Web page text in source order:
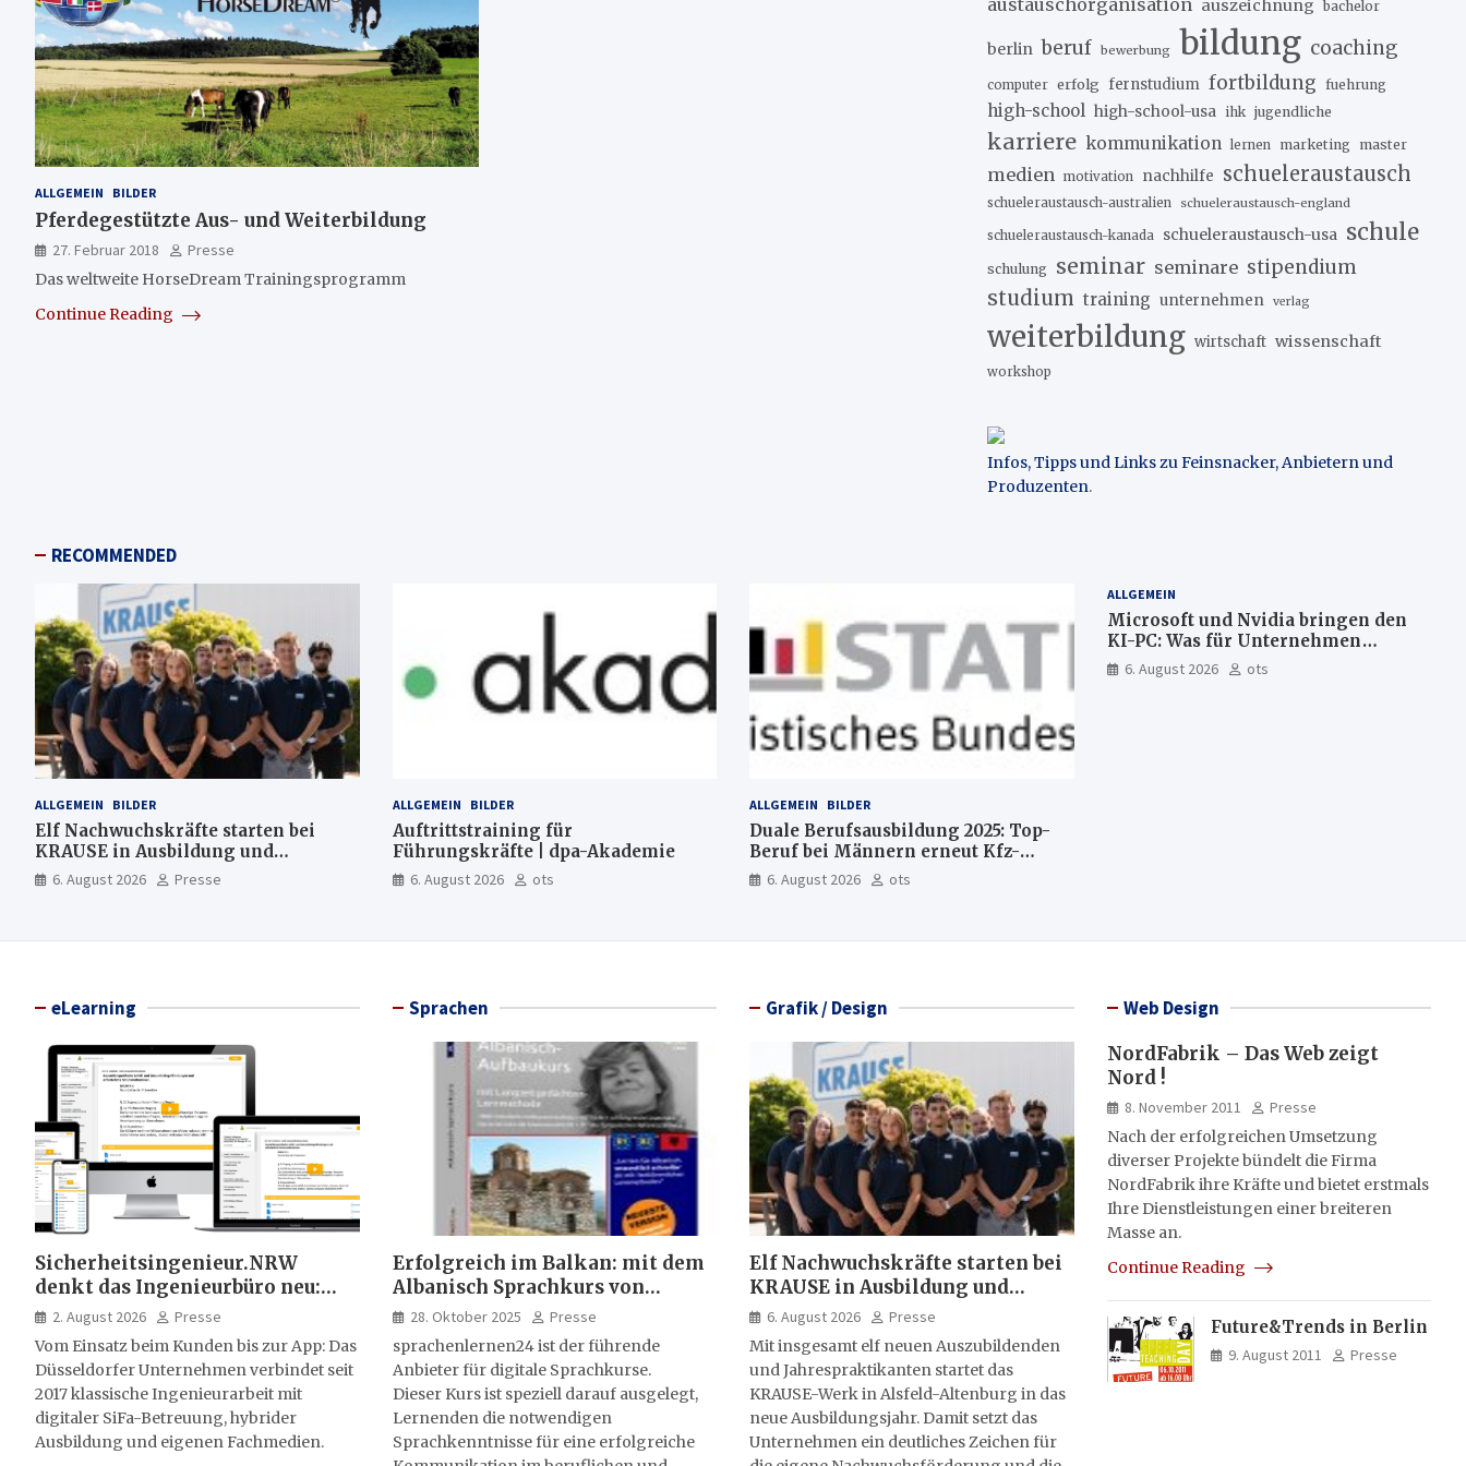
ALLGEMEIN BILDER
Pferdegestützte Aus- und Weiterbildung
27. Februar 2018
Presse
Das weltweite HorseDream Trainingsprogramm
Continue Reading
austauschorganisation auszeichnung bachelor
berlin beruf bewerbung bildung coaching
computer erfolg fernstudium fortbildung fuehrung
high-school high-school-usa ihk jugendliche
karriere kommunikation lernen marketing master
medien motivation nachhilfe schueleraustausch
schueleraustausch-australien schueleraustausch-england
schueleraustausch-kanada schueleraustausch-usa schule
schulung seminar seminare stipendium
studium training unternehmen verlag
weiterbildung wirtschaft wissenschaft
workshop
Infos, Tipps und Links zu Feinsnacker, Anbietern und
Produzenten.
RECOMMENDED
ALLGEMEIN BILDER
Elf Nachwuchskräfte starten bei
KRAUSE in Ausbildung und
Jahrespraktikum
6. August 2026 Presse
ALLGEMEIN BILDER
Auftrittstraining für
Führungskräfte | dpa-Akademie
6. August 2026 ots
ALLGEMEIN BILDER
Duale Berufsausbildung 2025: Top-
Beruf bei Männern erneut Kfz-
Mechatroniker, bei Frauen
medizinische Fachangestellte
6. August 2026 ots
ALLGEMEIN
Microsoft und Nvidia bringen den
KI-PC: Was für Unternehmen
künftig direkt auf Ihrem Computer
läuft und was weiter in der Cloud
6. August 2026 ots
eLearning
Sicherheitsingenieur.NRW
denkt das Ingenieurbüro neu:
HSE-Beratung wird digital,
hybrid und multimedial
2. August 2026
Presse
Vom Einsatz beim Kunden bis zur App: Das
Düsseldorfer Unternehmen verbindet seit
2017 klassische Ingenieurarbeit mit
digitaler SiFa-Betreuung, hybrider
Ausbildung und eigenen Fachmedien.
Sprachen
Erfolgreich im Balkan: mit dem
Albanisch Sprachkurs von
sprachenlernen24
28. Oktober 2025
Presse
sprachenlernen24 ist der führende
Anbieter für digitale Sprachkurse.
Dieser Kurs ist speziell darauf ausgelegt,
Lernenden die notwendigen
Sprachkenntnisse für eine erfolgreiche
Grafik / Design
Elf Nachwuchskräfte starten bei
KRAUSE in Ausbildung und
Jahrespraktikum
6. August 2026
Presse
Mit insgesamt elf neuen Auszubildenden
und Jahrespraktikanten startet das
KRAUSE-Werk in Alsfeld-Altenburg in das
neue Ausbildungsjahr. Damit setzt das
Unternehmen ein deutliches Zeichen für
Web Design
NordFabrik – Das Web zeigt
Nord !
8. November 2011
Presse
Nach der erfolgreichen Umsetzung
diverser Projekte bündelt die Firma
NordFabrik ihre Kräfte und bietet erstmals
Ihre Dienstleistungen einer breiteren
Masse an.
Continue Reading
Future&Trends in Berlin
9. August 2011 Presse